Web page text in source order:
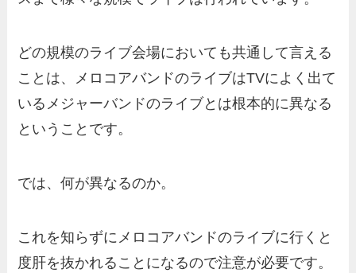
どの規模のライブ会場においても共通して言える
ことは、メロコアバンドのライブはTVによく出て
いるメジャーバンドのライブとは根本的に異なる
ということです。
では、何が異なるのか。
これを知らずにメロコアバンドのライブに行くと
度肝を抜かれることになるので注意が必要です。